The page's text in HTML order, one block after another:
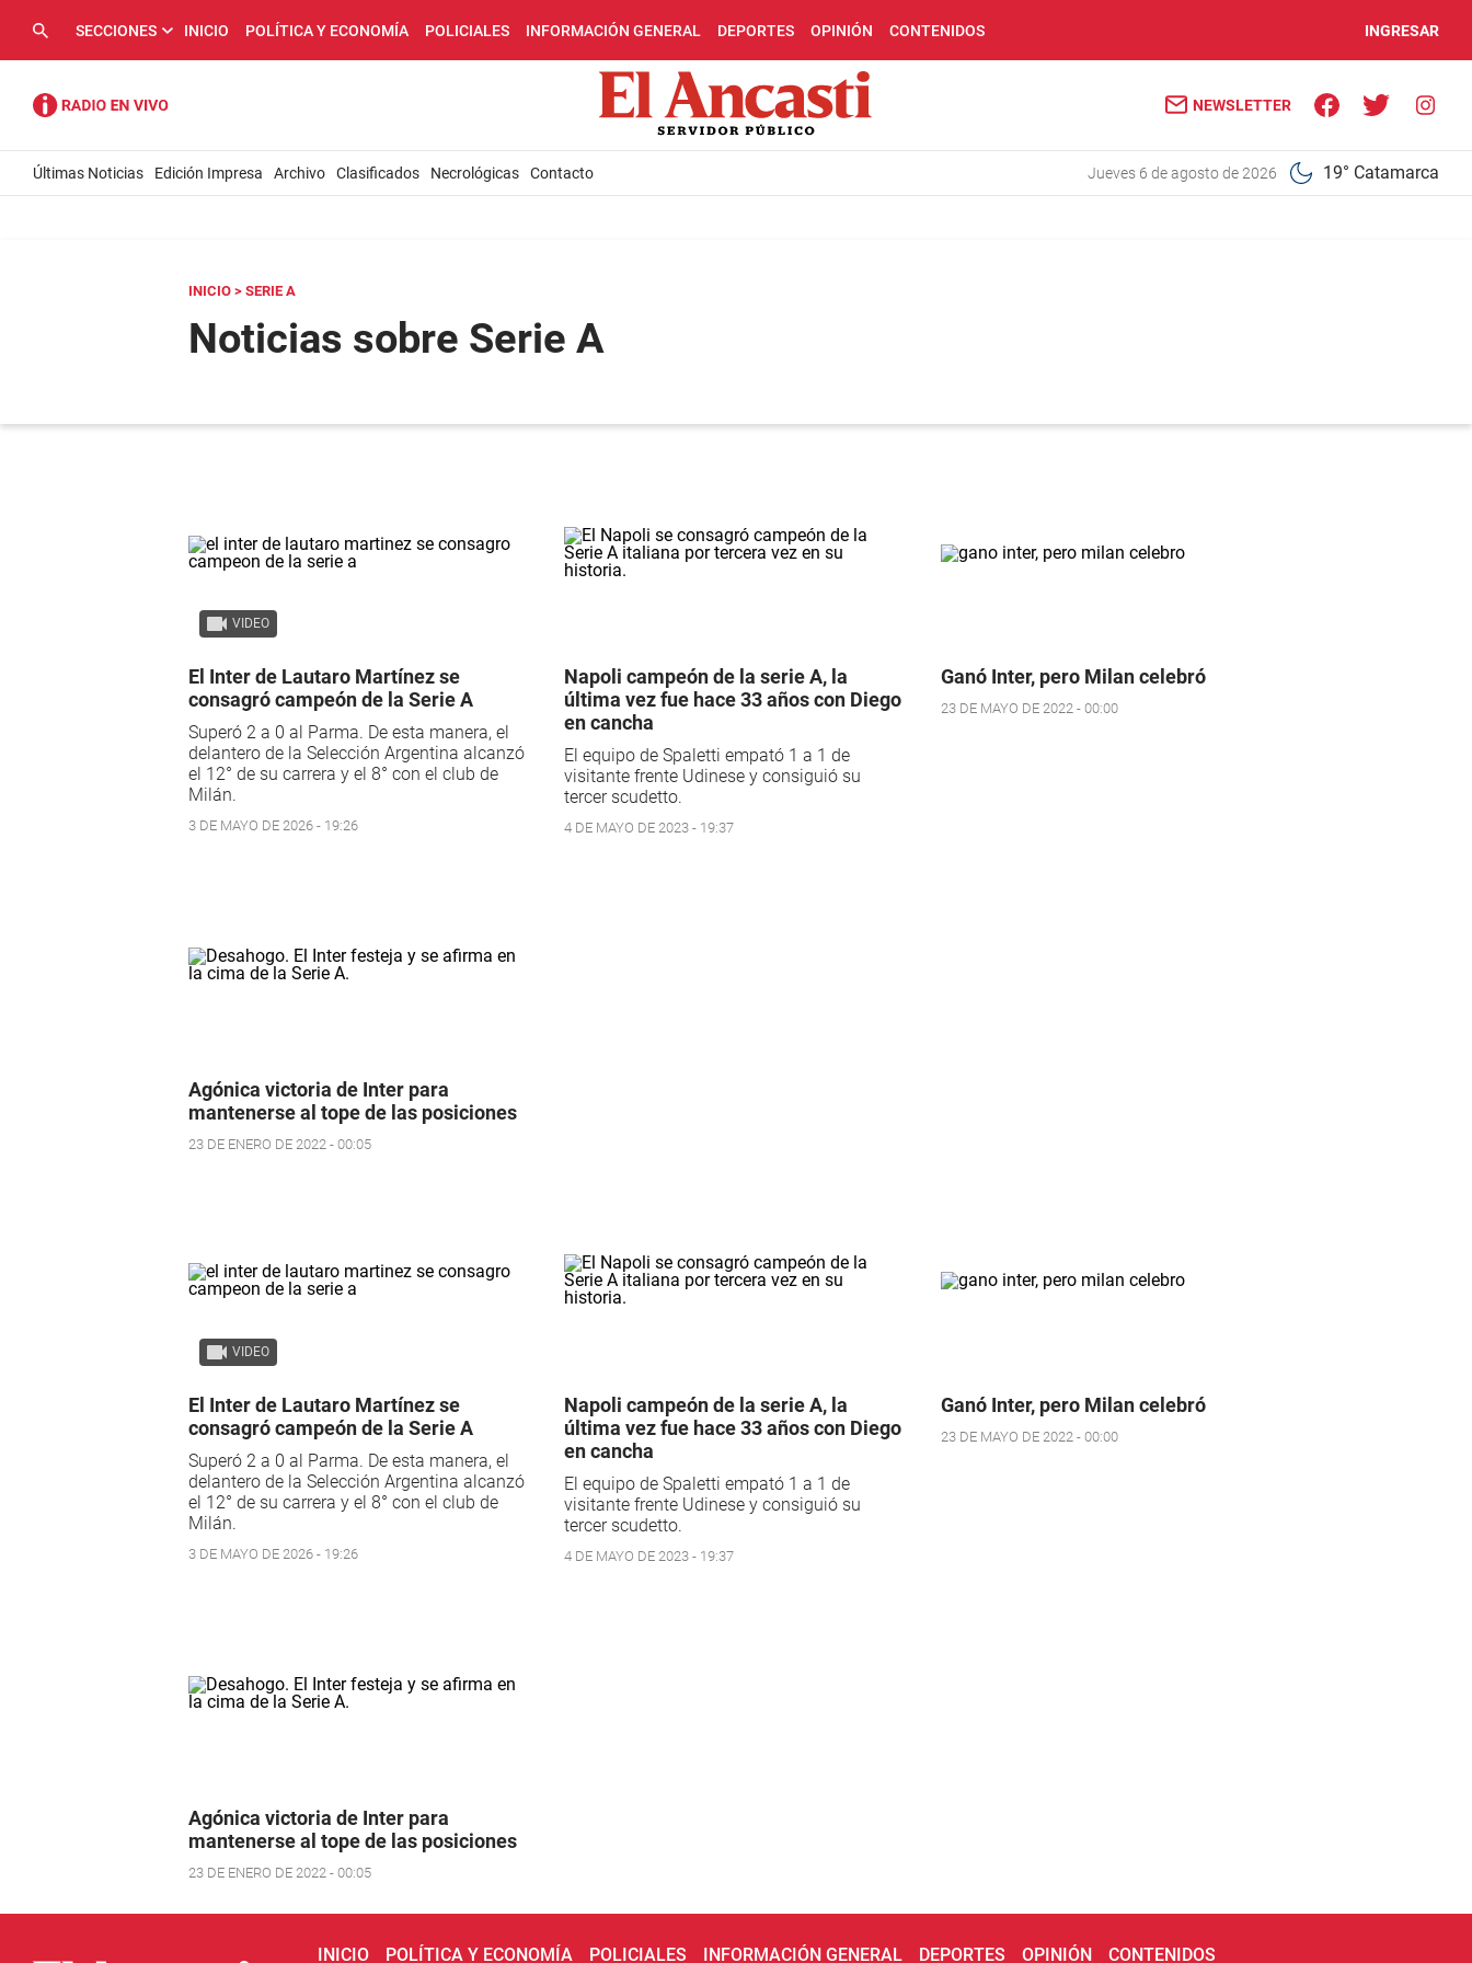
SECCIONES INICIO POLÍTICA Y ECONOMÍA POLICIALES INFORMACIÓN GENERAL DEPORTES OPINIÓN CONTENIDOS INGRESAR
NEWSLETTER
Últimas Noticias Edición Impresa Archivo Clasificados Necrológicas Contacto jueves 6 de agosto de 2026 19° Catamarca
INICIO > SERIE A
Noticias sobre Serie A
VIDEO
El Inter de Lautaro Martínez se
consagró campeón de la Serie A
Superó 2 a 0 al Parma. De esta manera, el
delantero de la Selección Argentina alcanzó
el 12° de su carrera y el 8° con el club de
Milán.
3 DE MAYO DE 2026 - 19:26
Napoli campeón de la serie A, la
última vez fue hace 33 años con Diego
en cancha
El equipo de Spaletti empató 1 a 1 de
visitante frente Udinese y consiguió su
tercer scudetto.
4 DE MAYO DE 2023 - 19:37
Ganó Inter, pero Milan celebró
23 DE MAYO DE 2022 - 00:00
Agónica victoria de Inter para
mantenerse al tope de las posiciones
23 DE ENERO DE 2022 - 00:05
VIDEO
El Inter de Lautaro Martínez se
consagró campeón de la Serie A
Superó 2 a 0 al Parma. De esta manera, el
delantero de la Selección Argentina alcanzó
el 12° de su carrera y el 8° con el club de
Milán.
3 DE MAYO DE 2026 - 19:26
Napoli campeón de la serie A, la
última vez fue hace 33 años con Diego
en cancha
El equipo de Spaletti empató 1 a 1 de
visitante frente Udinese y consiguió su
tercer scudetto.
4 DE MAYO DE 2023 - 19:37
Ganó Inter, pero Milan celebró
23 DE MAYO DE 2022 - 00:00
Agónica victoria de Inter para
mantenerse al tope de las posiciones
23 DE ENERO DE 2022 - 00:05
INICIO POLÍTICA Y ECONOMÍA POLICIALES INFORMACIÓN GENERAL DEPORTES OPINIÓN CONTENIDOS